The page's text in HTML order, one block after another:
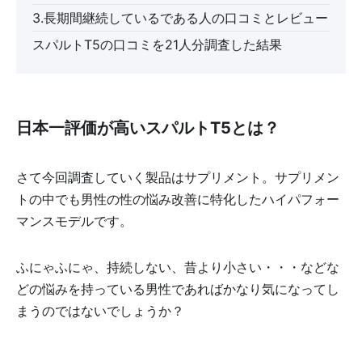
3.長期間継続しているである人の口コミとレビュー
スパルトT5の口コミを21人分調査した結果
日本一評価が高いスパルトT5とは？
さて今回調査していく製品はサプリメント。サプリメン
トの中でも男性の性の悩み改善に特化したハイパフォー
マンスモデルです。
ふにゃふにゃ、持続しない、昔より小さい・・・などな
どの悩みを持っている男性であればかなり気になってし
まうのではないでしょうか？